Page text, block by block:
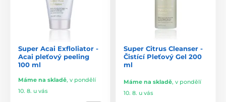
Super Acai Exfloliator -
Acai pleťový peeling
100 ml
Máme na skladě, v pondělí
10. 8. u vás
Super Citrus Cleanser -
Čistící Pleťový Gel 200
ml
Máme na skladě, v pondělí
10. 8. u vás